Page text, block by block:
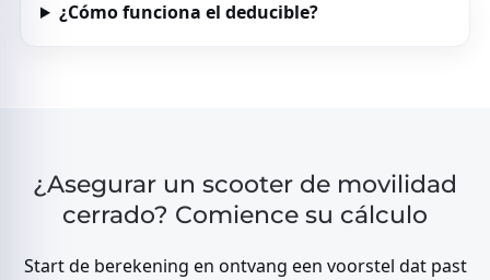
¿Cómo funciona el deducible?
¿Asegurar un scooter de movilidad
cerrado? Comience su cálculo
Start de berekening en ontvang een voorstel dat past